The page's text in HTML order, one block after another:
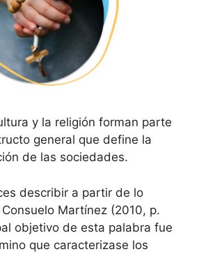
y la religión forman parte
general que define la
de las sociedades.
describir a partir de lo
Martínez (2010, p.
objetivo de esta palabra fue
que caracterizase los